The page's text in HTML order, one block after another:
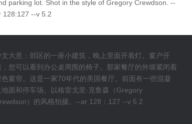
parking lot. Shot in the style of Gregory Crewdson. --
128:127 --v 5.2
文大意：郊区的一座小建筑，晚上里面开着灯。窗户开
，您可以看到办公桌周围的椅子。那家餐厅的外墙紧闭着
色窗帘。这是一家70年代的美国餐厅。前面有一些混凝
地面和停车场。以格雷戈里·克鲁森（Gregory
）的风格拍摄。--ar 128：127 --v 5.2